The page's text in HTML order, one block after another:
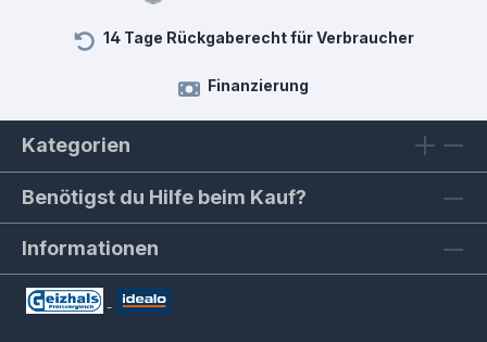
14 Tage Rückgaberecht für Verbraucher
Finanzierung
Kategorien
Benötigst du Hilfe beim Kauf?
Informationen